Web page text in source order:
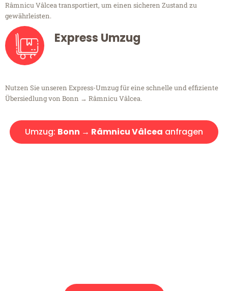
Râmnicu Vâlcea transportiert, um einen sicheren Zustand zu
gewährleisten.
Express Umzug
Nutzen Sie unseren Express-Umzug für eine schnelle und effiziente
Übersiedlung von Bonn → Râmnicu Vâlcea.
Umzug: Bonn → Râmnicu Vâlcea anfragen